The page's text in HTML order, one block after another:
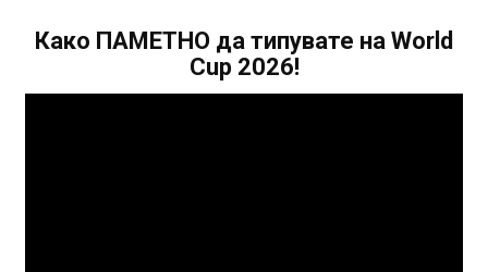
Како ПАМЕТНО да типувате на World
Cup 2026!